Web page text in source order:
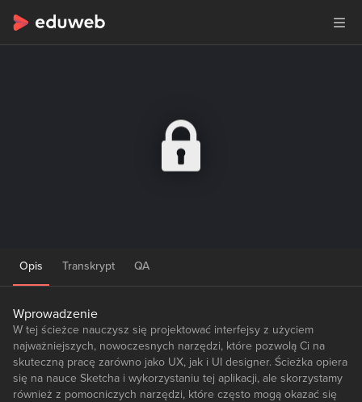
Opis Transkrypt QA
Wprowadzenie
W tej ścieżce nauczysz się projektować interfejsy z użyciem
najważniejszych, nowoczesnych narzędzi, które pozwolą Ci na
skuteczną pracę zarówno jako UX, jak i UI designer. Ścieżka opiera
się na nauce Sketcha i wykorzystaniu tej aplikacji, ale skorzystamy
również z pomocniczych narzędzi, które często mogą okazać się